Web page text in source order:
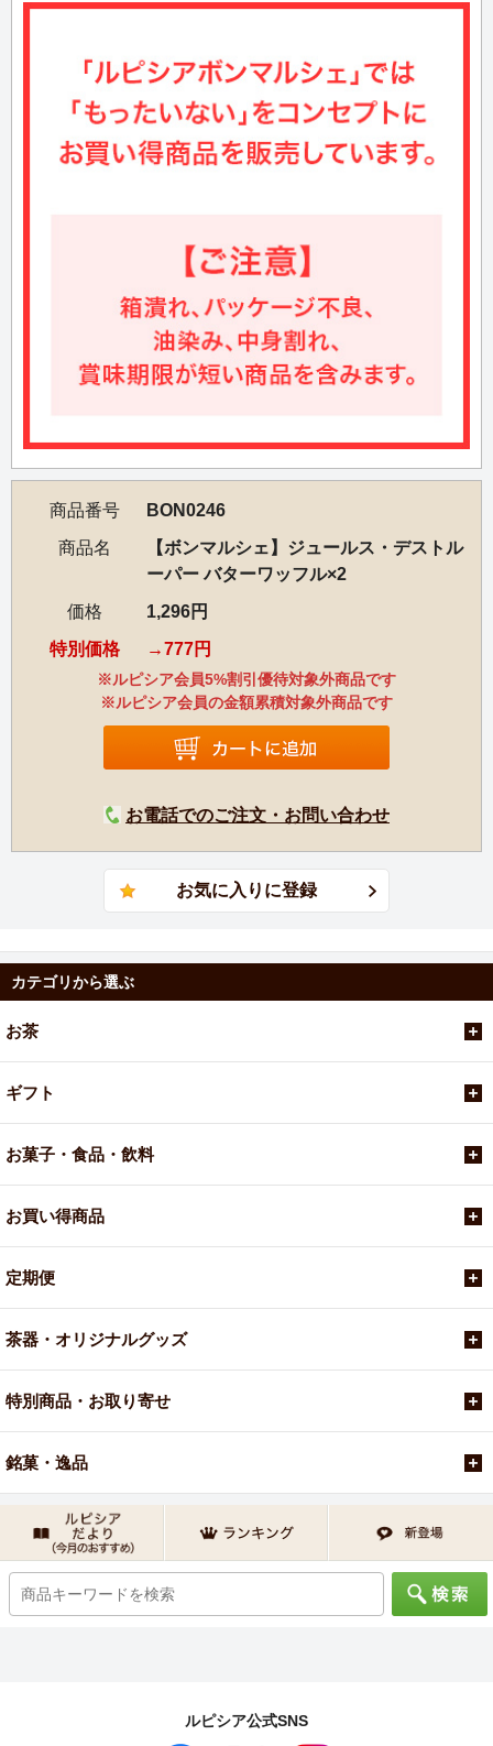
商品番号
BON0246
商品名
【ボンマルシェ】ジュールス・デストル
ーパー バターワッフル×2
価格
1,296円
特別価格
777円
※ルピシア会員5%割引優待対象外商品です
※ルピシア会員の金額累積対象外商品です
お電話でのご注文・お問い合わせ
カテゴリから選ぶ
お茶
ギフト
お菓子・食品・飲料
お買い得商品
定期便
茶器・オリジナルグッズ
特別商品・お取り寄せ
銘菓・逸品
ルピシア公式SNS